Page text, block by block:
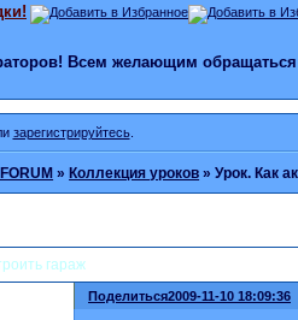
Всем желающим
зарегистрируйтесь.
»Коллекция уроков »Урок. Как
гараж
Поделиться2009-11-10 18:09:36